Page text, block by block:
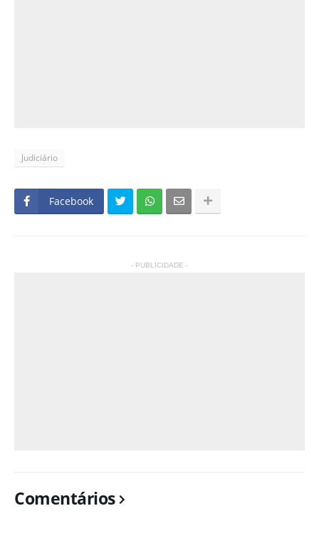
Judiciário
Facebook
- PUBLICIDADE -
Comentários